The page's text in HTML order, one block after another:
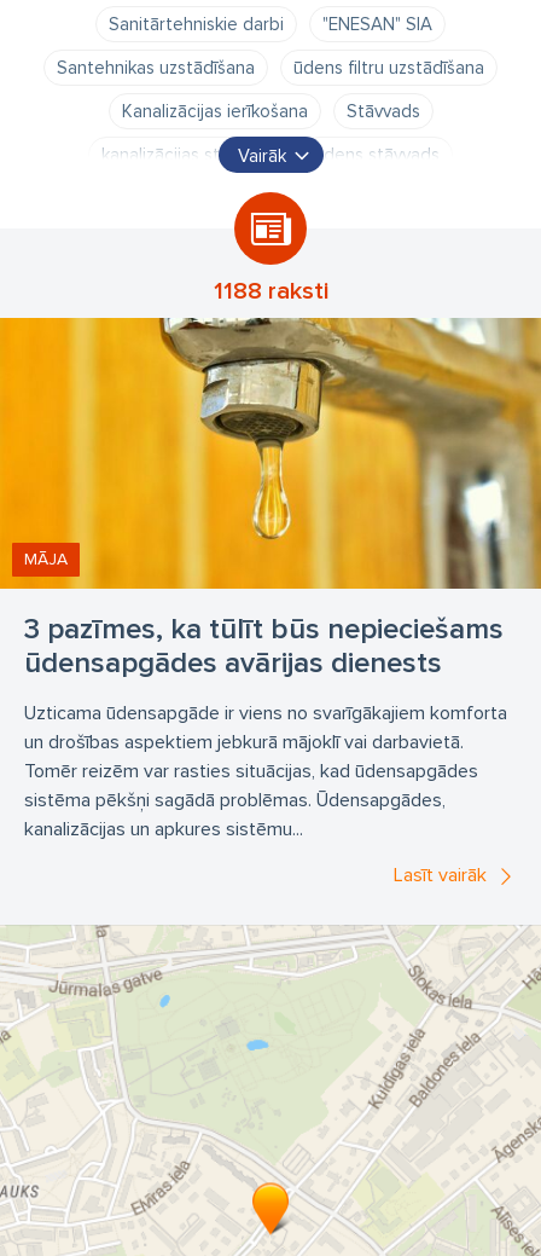
Sanitārtehniskie darbi
"ENESAN" SIA
Santehnikas uzstādīšana
ūdens filtru uzstādīšana
Kanalizācijas ierīkošana
Stāvvads
kanalizācijas stāvvads
ūdens stāvvads
stāvvada labošana
stāvvada remonts
remonts
inženier komunikāciju sistema
Vairāk
1188 raksti
3 pazīmes, ka tūlīt būs nepieciešams
ūdensapgādes avārijas dienests
MĀJA
Uzticama ūdensapgāde ir viens no svarīgākajiem komforta
un drošības aspektiem jebkurā mājoklī vai darbavietā.
Tomēr reizēm var rasties situācijas, kad ūdensapgādes
sistēma pēkšņi sagādā problēmas. Ūdensapgādes,
kanalizācijas un apkures sistēmu...
Lasīt vairāk